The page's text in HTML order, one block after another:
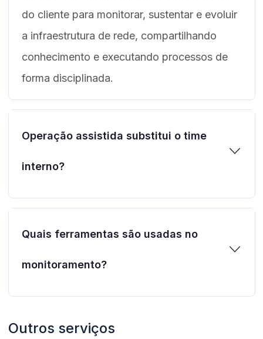
do cliente para monitorar, sustentar e evoluir
a infraestrutura de rede, compartilhando
conhecimento e executando processos de
forma disciplinada.
Operação assistida substitui o time
interno?
Quais ferramentas são usadas no
monitoramento?
Outros serviços